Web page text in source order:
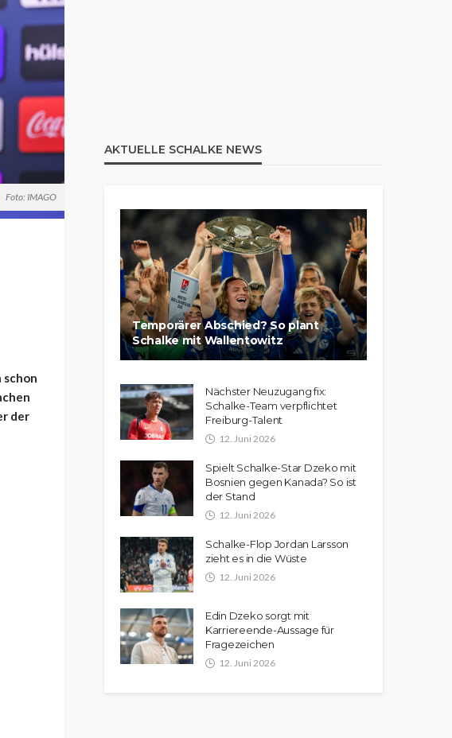
Foto: IMAGO
schon
der
AKTUELLE SCHALKE NEWS
Temporärer Abschied? So plant
Schalke mit Wallentowitz
Nächster Neuzugang fix:
Schalke-Team verpflichtet
Freiburg-Talent
12. Juni 2026
Spielt Schalke-Star Dzeko mit
Bosnien gegen Kanada? So ist
der Stand
12. Juni 2026
Schalke-Flop Jordan Larsson
zieht es in die Wüste
12. Juni 2026
Edin Dzeko sorgt mit
Karriereende-Aussage für
Fragezeichen
12. Juni 2026